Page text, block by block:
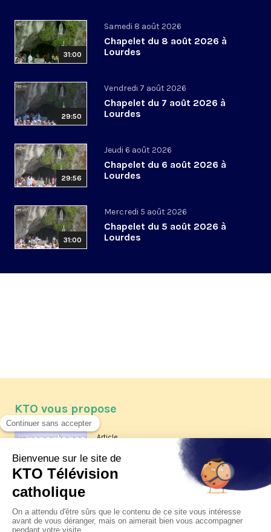
31:00
Samedi 8 août 2026
Chapelet du 8 août 2026 à
Lourdes
29:50
Vendredi 7 août 2026
Chapelet du 7 août 2026 à
Lourdes
29:56
Jeudi 6 août 2026
Chapelet du 6 août 2026 à
Lourdes
31:00
Mercredi 5 août 2026
Chapelet du 5 août 2026 à
Lourdes
KTO vous propose
Article
Les reportages d'été 2026 de KTO
La visite pastorale du pape Léon
XIV à Assise à suivre sur KTO le
jeudi 6 août